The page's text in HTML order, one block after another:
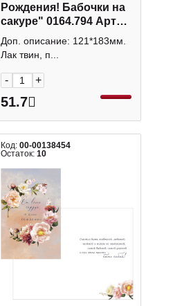
Рождения! Бабочки на
сакуре" 0164.794 Арт
Дизайн
Доп. описание: 121*183мм.
Лак твин, п...
- +
51.7
Код: 00-00138454
Остаток: 10